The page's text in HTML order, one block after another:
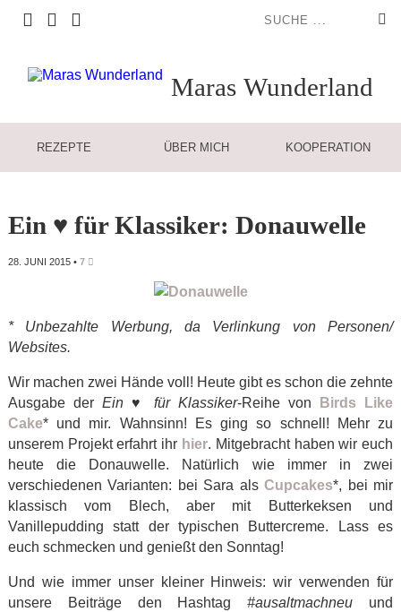
Maras Wunderland
REZEPTE ÜBER MICH KOOPERATION
Ein ♥ für Klassiker: Donauwelle
28. JUNI 2015• 7
* Unbezahlte Werbung, da Verlinkung von Personen/
Websites.
Wir machen zwei Hände voll! Heute gibt es schon die zehnte
Ausgabe derEin ♥ für Klassiker-Reihe von
Birds Like
Cake* und mir. Wahnsinn! Es ging so schnell! Mehr zu
unserem Projekt erfahrt ihr hier. Mitgebracht haben wir euch
heute die Donauwelle. Natürlich wie immer in zwei
verschiedenen Varianten: bei Sara alsCupcakes*, bei mir
klassisch vom Blech, aber mit Butterkeksen und
Vanillepudding statt der typischen Buttercreme. Lass es
euch schmecken und genießt den Sonntag!
Und wie immer unser kleiner Hinweis: wir verwenden für
unsere Beiträge den Hashtag#ausaltmachneu und